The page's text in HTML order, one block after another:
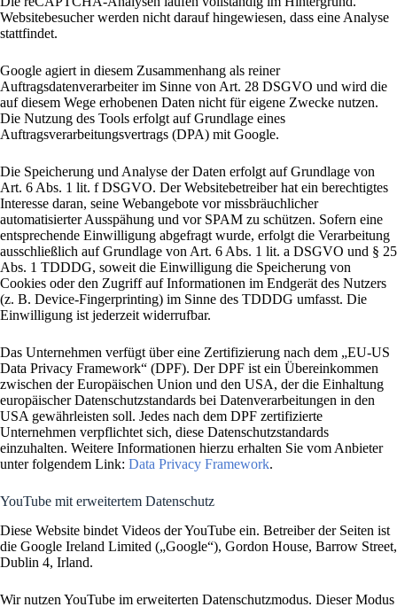
Websitebesucher werden nicht darauf hingewiesen, dass eine Analyse
stattfindet.
Google agiert in diesem Zusammenhang als reiner
Auftragsdatenverarbeiter im Sinne von Art. 28 DSGVO und wird die
auf diesem Wege erhobenen Daten nicht für eigene Zwecke nutzen.
Die Nutzung des Tools erfolgt auf Grundlage eines
Auftragsverarbeitungsvertrags (DPA) mit Google.
Die Speicherung und Analyse der Daten erfolgt auf Grundlage von
Art. 6 Abs. 1 lit. f DSGVO. Der Websitebetreiber hat ein berechtigtes
Interesse daran, seine Webangebote vor missbräuchlicher
automatisierter Ausspähung und vor SPAM zu schützen. Sofern eine
entsprechende Einwilligung abgefragt wurde, erfolgt die Verarbeitung
ausschließlich auf Grundlage von Art. 6 Abs. 1 lit. a DSGVO und § 25
Abs. 1 TDDDG, soweit die Einwilligung die Speicherung von
Cookies oder den Zugriff auf Informationen im Endgerät des Nutzers
(z. B. Device-Fingerprinting) im Sinne des TDDDG umfasst. Die
Einwilligung ist jederzeit widerrufbar.
Das Unternehmen verfügt über eine Zertifizierung nach dem „EU-US
Data Privacy Framework“ (DPF). Der DPF ist ein Übereinkommen
zwischen der Europäischen Union und den USA, der die Einhaltung
europäischer Datenschutzstandards bei Datenverarbeitungen in den
USA gewährleisten soll. Jedes nach dem DPF zertifizierte
Unternehmen verpflichtet sich, diese Datenschutzstandards
einzuhalten. Weitere Informationen hierzu erhalten Sie vom Anbieter
unter folgendem Link: Data Privacy Framework.
YouTube mit erweitertem Datenschutz
Diese Website bindet Videos der YouTube ein. Betreiber der Seiten ist
die Google Ireland Limited („Google“), Gordon House, Barrow Street,
Dublin 4, Irland.
Wir nutzen YouTube im erweiterten Datenschutzmodus. Dieser Modus